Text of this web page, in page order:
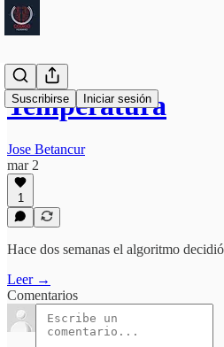
Suscribirse Iniciar sesión
Temperatura
Jose Betancur
mar 2
1
Hace dos semanas el algoritmo
Leer →
Comentarios